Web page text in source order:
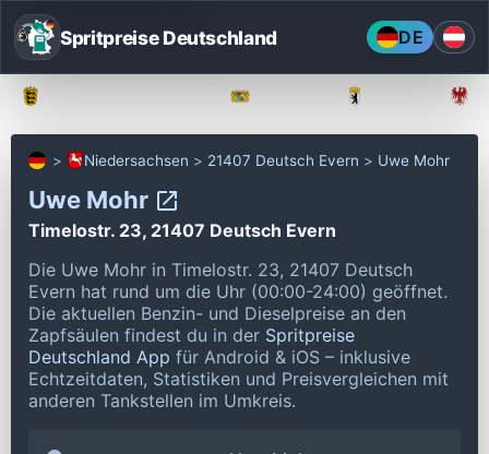
Spritpreise Deutschland DE
Niedersachsen 21407 Deutsch Evern Uwe Mohr
Uwe Mohr
Timelostr. 23, 21407 Deutsch Evern
Die Uwe Mohr in Timelostr. 23, 21407 Deutsch
Evern hat rund um die Uhr (00:00-24:00) geöffnet.
Die aktuellen Benzin- und Dieselpreise an den
Zapfsäulen findest du in der Spritpreise
Deutschland App für Android & iOS – inklusive
Echtzeitdaten, Statistiken und Preisvergleichen mit
anderen Tankstellen im Umkreis.